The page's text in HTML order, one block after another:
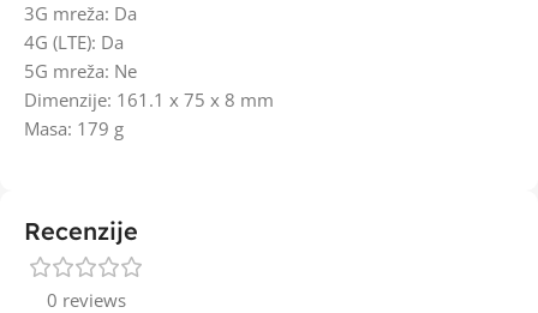
3G mreža: Da
4G (LTE): Da
5G mreža: Ne
Dimenzije: 161.1 x 75 x 8 mm
Masa: 179 g
Recenzije
0 reviews